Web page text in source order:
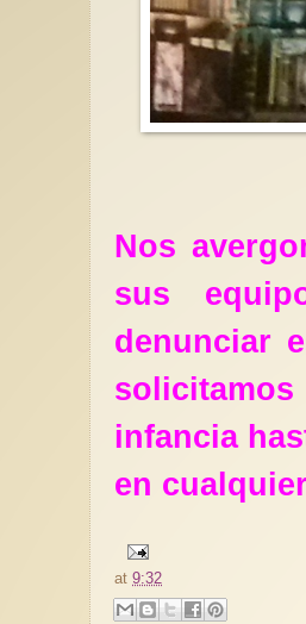
Nos
sus
denunciar
infancia
en
at 9:32